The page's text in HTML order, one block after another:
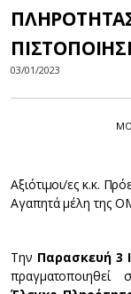
03/01/2023
Αξιότιμοι/ες κ.κ.
Αγαπητά μέλη της
Την Παρασκευή 3